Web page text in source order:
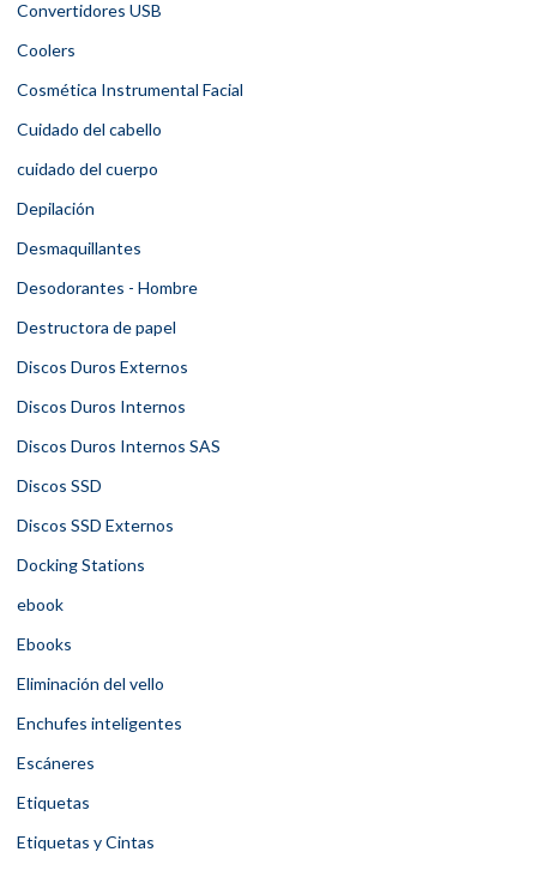
Convertidores USB
Coolers
Cosmética Instrumental Facial
Cuidado del cabello
cuidado del cuerpo
Depilación
Desmaquillantes
Desodorantes - Hombre
Destructora de papel
Discos Duros Externos
Discos Duros Internos
Discos Duros Internos SAS
Discos SSD
Discos SSD Externos
Docking Stations
ebook
Ebooks
Eliminación del vello
Enchufes inteligentes
Escáneres
Etiquetas
Etiquetas y Cintas